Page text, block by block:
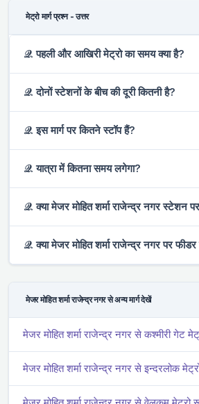
मेट्रो मार्ग प्रश्न - उत्तर
𝒬. पहली और आखिरी मेट्रो का समय क्या है?
𝒬. दोनों स्टेशनों के बीच की दूरी कितनी है?
𝒬. इस मार्ग पर कितने स्टॉप हैं?
𝒬. यात्रा में कितना समय लगेगा?
𝒬. क्या मे‌‌जर मोहित शर्मा राजेन्द्र नगर स्टेशन
𝒬. क्या मे‌‌जर मोहित शर्मा राजेन्द्र नगर पर
मे‌‌जर मोहित शर्मा राजेन्द्र नगर से अन्य मार्ग देखें
मे‌‌जर मोहित शर्मा राजेन्द्र नगर से कश्मीरी गेट
मे‌‌जर मोहित शर्मा राजेन्द्र नगर से इन्दरलोक